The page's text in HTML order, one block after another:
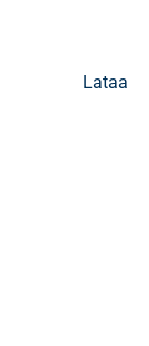
Lataa